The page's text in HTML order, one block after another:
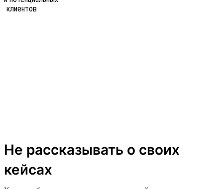
Не рассказывать о своих
кейсах